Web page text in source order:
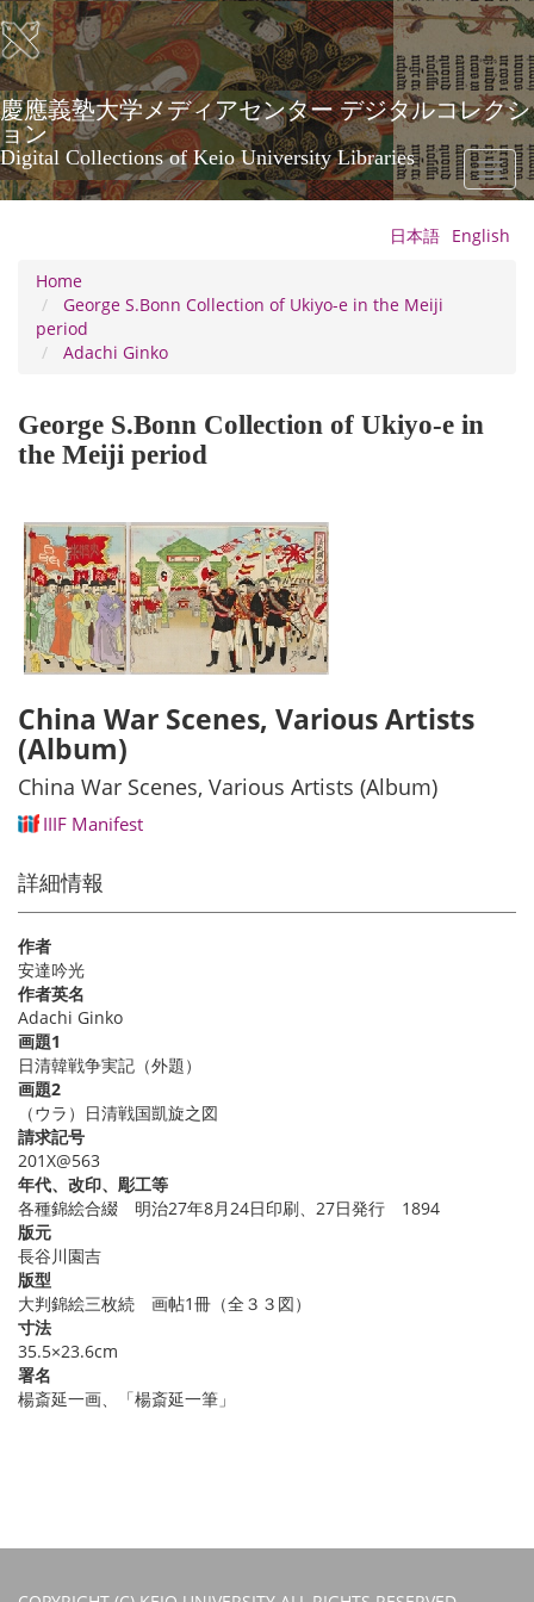
Skip
to
main
content
慶應義塾大学メディアセンター デジタルコレクシ
ョン
Digital Collections of Keio University Libraries
Toggle
日本語 English
Home
George S.Bonn Collection of Ukiyo-e in the Meiji
period
Adachi Ginko
George S.Bonn Collection of Ukiyo-e in
the Meiji period
China War Scenes, Various Artists
(Album)
China War Scenes, Various Artists (Album)
IIIF Manifest
詳細情報
作者
安達吟光
作者英名
Adachi Ginko
画題1
日清韓戦争実記（外題）
画題2
（ウラ）日清戦国凱旋之図
請求記号
201X@563
年代、改印、彫工等
各種錦絵合綴 明治27年8月24日印刷、27日発行 1894
版元
長谷川園吉
版型
大判錦絵三枚続 画帖1冊（全３３図）
寸法
35.5×23.6cm
署名
楊斎延一画、「楊斎延一筆」